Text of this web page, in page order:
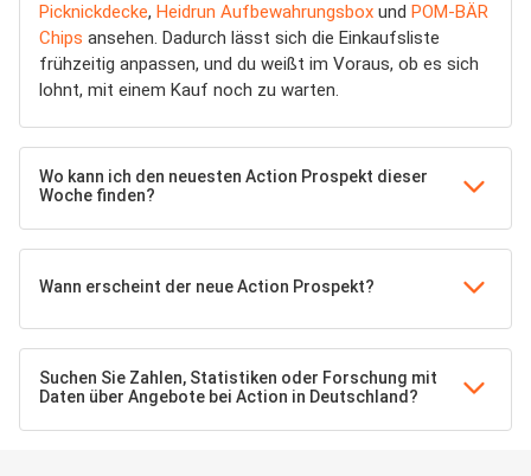
Picknickdecke, Heidrun Aufbewahrungsbox und POM-BÄR
Chips ansehen. Dadurch lässt sich die Einkaufsliste
frühzeitig anpassen, und du weißt im Voraus, ob es sich
lohnt, mit einem Kauf noch zu warten.
Wo kann ich den neuesten Action Prospekt dieser
Woche finden?
Wann erscheint der neue Action Prospekt?
Suchen Sie Zahlen, Statistiken oder Forschung mit
Daten über Angebote bei Action in Deutschland?